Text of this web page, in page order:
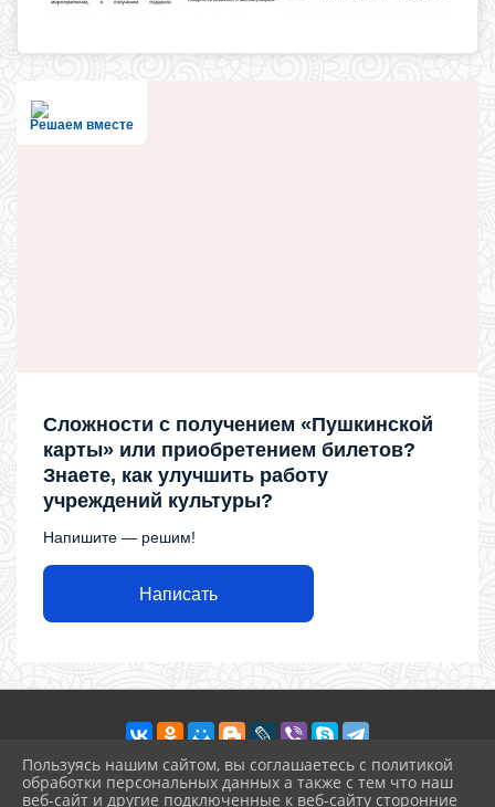
Решаем вместе
Сложности с получением «Пушкинской
карты» или приобретением билетов?
Знаете, как улучшить работу
учреждений культуры?
Напишите — решим!
Написать
Пользуясь нашим сайтом, вы соглашаетесь с политикой
обработки персональных данных а также с тем что наш
веб-сайт и другие подключенные к веб-сайту сторонние